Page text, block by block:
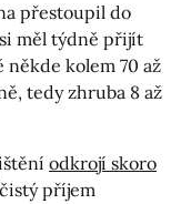
přestoupil do
měl týdně přijít
kolem 70 až
tedy zhruba 8 až
odkrojí skoro
příjem